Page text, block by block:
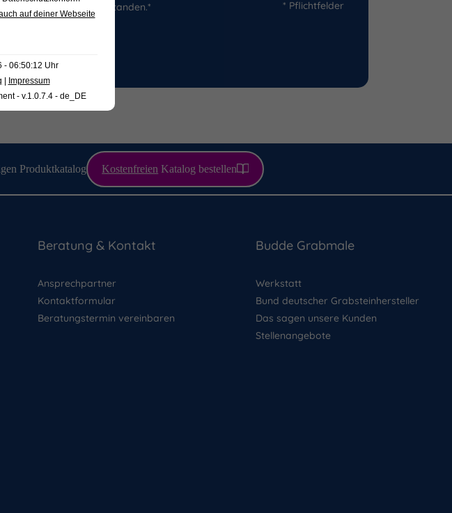
ich gelesen und verstanden.* * Pflichtfelder
Produktkatalog Kostenfreien Katalog bestellen
Beratung & Kontakt
Ansprechpartner
Kontaktformular
Beratungstermin vereinbaren
Budde Grabmale
Werkstatt
Bund deutscher Grabsteinhersteller
Das sagen unsere Kunden
Stellenangebote
auf deiner Webseite
- 06:50:12 Uhr
| Impressum
- v.1.0.7.4 - de_DE